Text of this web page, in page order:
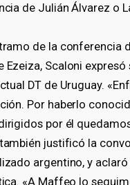
de Julián Álvarez o
de la conferencia
Ezeiza, Scaloni
DT de Uruguay.
Por haberlo
por él
justificó la
argentino, y
«A Maffeo lo